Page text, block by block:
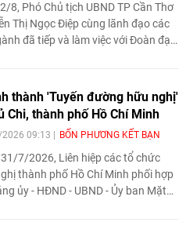
8, Phó Chủ tịch UBND TP Cần Thơ
Thị Ngọc Điệp cùng lãnh đạo các
đã tiếp và làm việc với Đoàn đại
vụ Thành ủy Sán Đầu làm Trưởng
thành 'Tuyến đường hữu nghị'
Chi, thành phố Hồ Chí Minh
09:13 BỐN PHƯƠNG KẾT BẠN
7/2026, Liên hiệp các tổ chức
thành phố Hồ Chí Minh phối hợp
ủy - HĐND - UBND - Ủy ban Mặt